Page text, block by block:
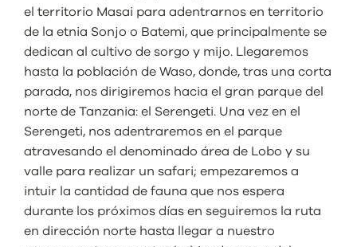
el territorio Masai para adentrarnos en territorio
de la etnia Sonjo o Batemi, que principalmente se
dedican al cultivo de sorgo y mijo. Llegaremos
hasta la población de Waso, donde, tras una corta
parada, nos dirigiremos hacia el gran parque del
norte de Tanzania: el Serengeti. Una vez en el
Serengeti, nos adentraremos en el parque
atravesando el denominado área de Lobo y su
valle para realizar un safari; empezaremos a
intuir la cantidad de fauna que nos espera
durante los próximos días en seguiremos la ruta
en dirección norte hasta llegar a nuestro